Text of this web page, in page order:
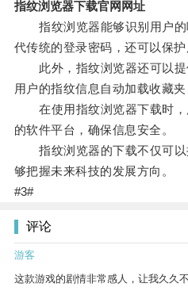
指纹浏览器下载官网网址
指纹浏览器能够识别用户的
代传统的登录密码，还可以保护
此外，指纹浏览器还可以提
用户的指纹信息自动加载收藏夹
在使用指纹浏览器下载时，
的软件平台，确保信息安全。
指纹浏览器的下载不仅可以
够把握未来科技的发展方向。
#3#
评论
游客
这款游戏的剧情非常感人，让我久久不